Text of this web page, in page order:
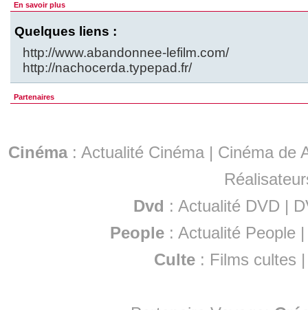
En savoir plus
Quelques liens :
http://www.abandonnee-lefilm.com/
http://nachocerda.typepad.fr/
Partenaires
Cinéma: Actualité Cinéma | Cinéma de
Dvd : Actualité DVD |
People :Actualité People
Culte : Films cultes